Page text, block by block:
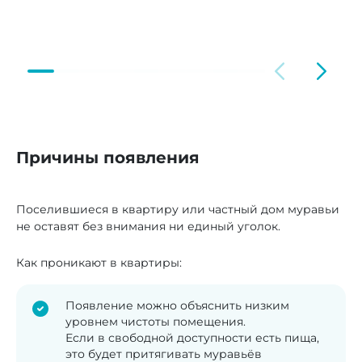
Причины появления
Поселившиеся в квартиру или частный дом муравьи
не оставят без внимания ни единый уголок.
Как проникают в квартиры:
Появление можно объяснить низким
уровнем чистоты помещения.
Если в свободной доступности есть пища,
это будет притягивать муравьёв